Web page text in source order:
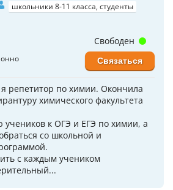
школьники 8-11 класса, студенты
репетитор по химии. Окончила
химического факультета
учеников к ОГЭ и ЕГЭ по химии, а
со школьной и
с каждым учеником
Свободен
Связаться